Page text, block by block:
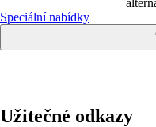
Speciální nabídky
Užitečné odkazy